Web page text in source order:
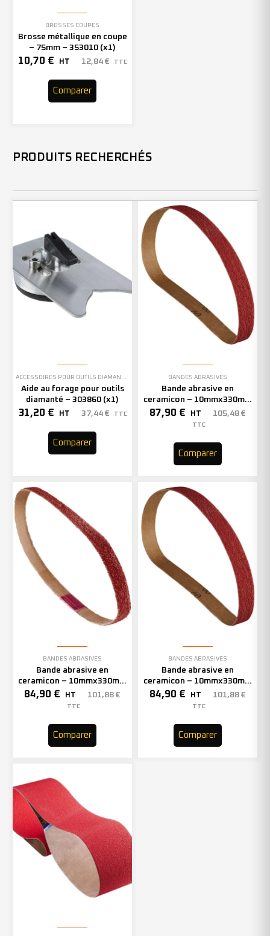
BROSSES COUPES
Brosse métallique en coupe
– 75mm – 353010 (x1)
10,70 € HT 12,84 € TTC
Comparer
PRODUITS RECHERCHÉS
Aide au forage pour outils
diamanté – 303860 (x1)
31,20 € HT 37,44 € TTC
Comparer
BANDES ABRASIVES
Bande abrasive en
ceramicon – 10mmx330mm
– Grain 40 – 333001 (x50)
87,90 € HT 105,48 €
TTC
Comparer
BANDES ABRASIVES
Bande abrasive en
ceramicon – 10mmx330mm
– Grain 60 – 333002 (x50)
84,90 € HT 101,88 €
TTC
Comparer
BANDES ABRASIVES
Bande abrasive en
ceramicon – 10mmx330mm
– Grain 80 – 333003 (x50)
84,90 € HT 101,88 €
TTC
Comparer